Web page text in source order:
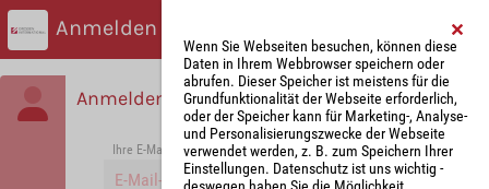
Anmelden
Anmelden
Ihre E-Mail-Adresse *
Wenn Sie Webseiten besuchen, können diese
Daten in Ihrem Webbrowser speichern oder
abrufen. Dieser Speicher ist meistens für die
Grundfunktionalität der Webseite erforderlich,
oder der Speicher kann für Marketing-, Analyse-
und Personalisierungszwecke der Webseite
verwendet werden, z. B. zum Speichern Ihrer
Einstellungen. Datenschutz ist uns wichtig -